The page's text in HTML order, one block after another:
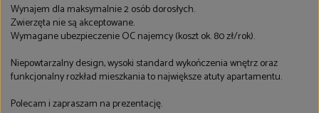
Wynajem dla maksymalnie 2 osób dorosłych.
Zwierzęta nie są akceptowane.
Wymagane ubezpieczenie OC najemcy (koszt ok. 80 zł/rok).
Niepowtarzalny design, wysoki standard wykończenia wnętrz oraz
funkcjonalny rozkład mieszkania to największe atuty apartamentu.
Polecam i zapraszam na prezentację.